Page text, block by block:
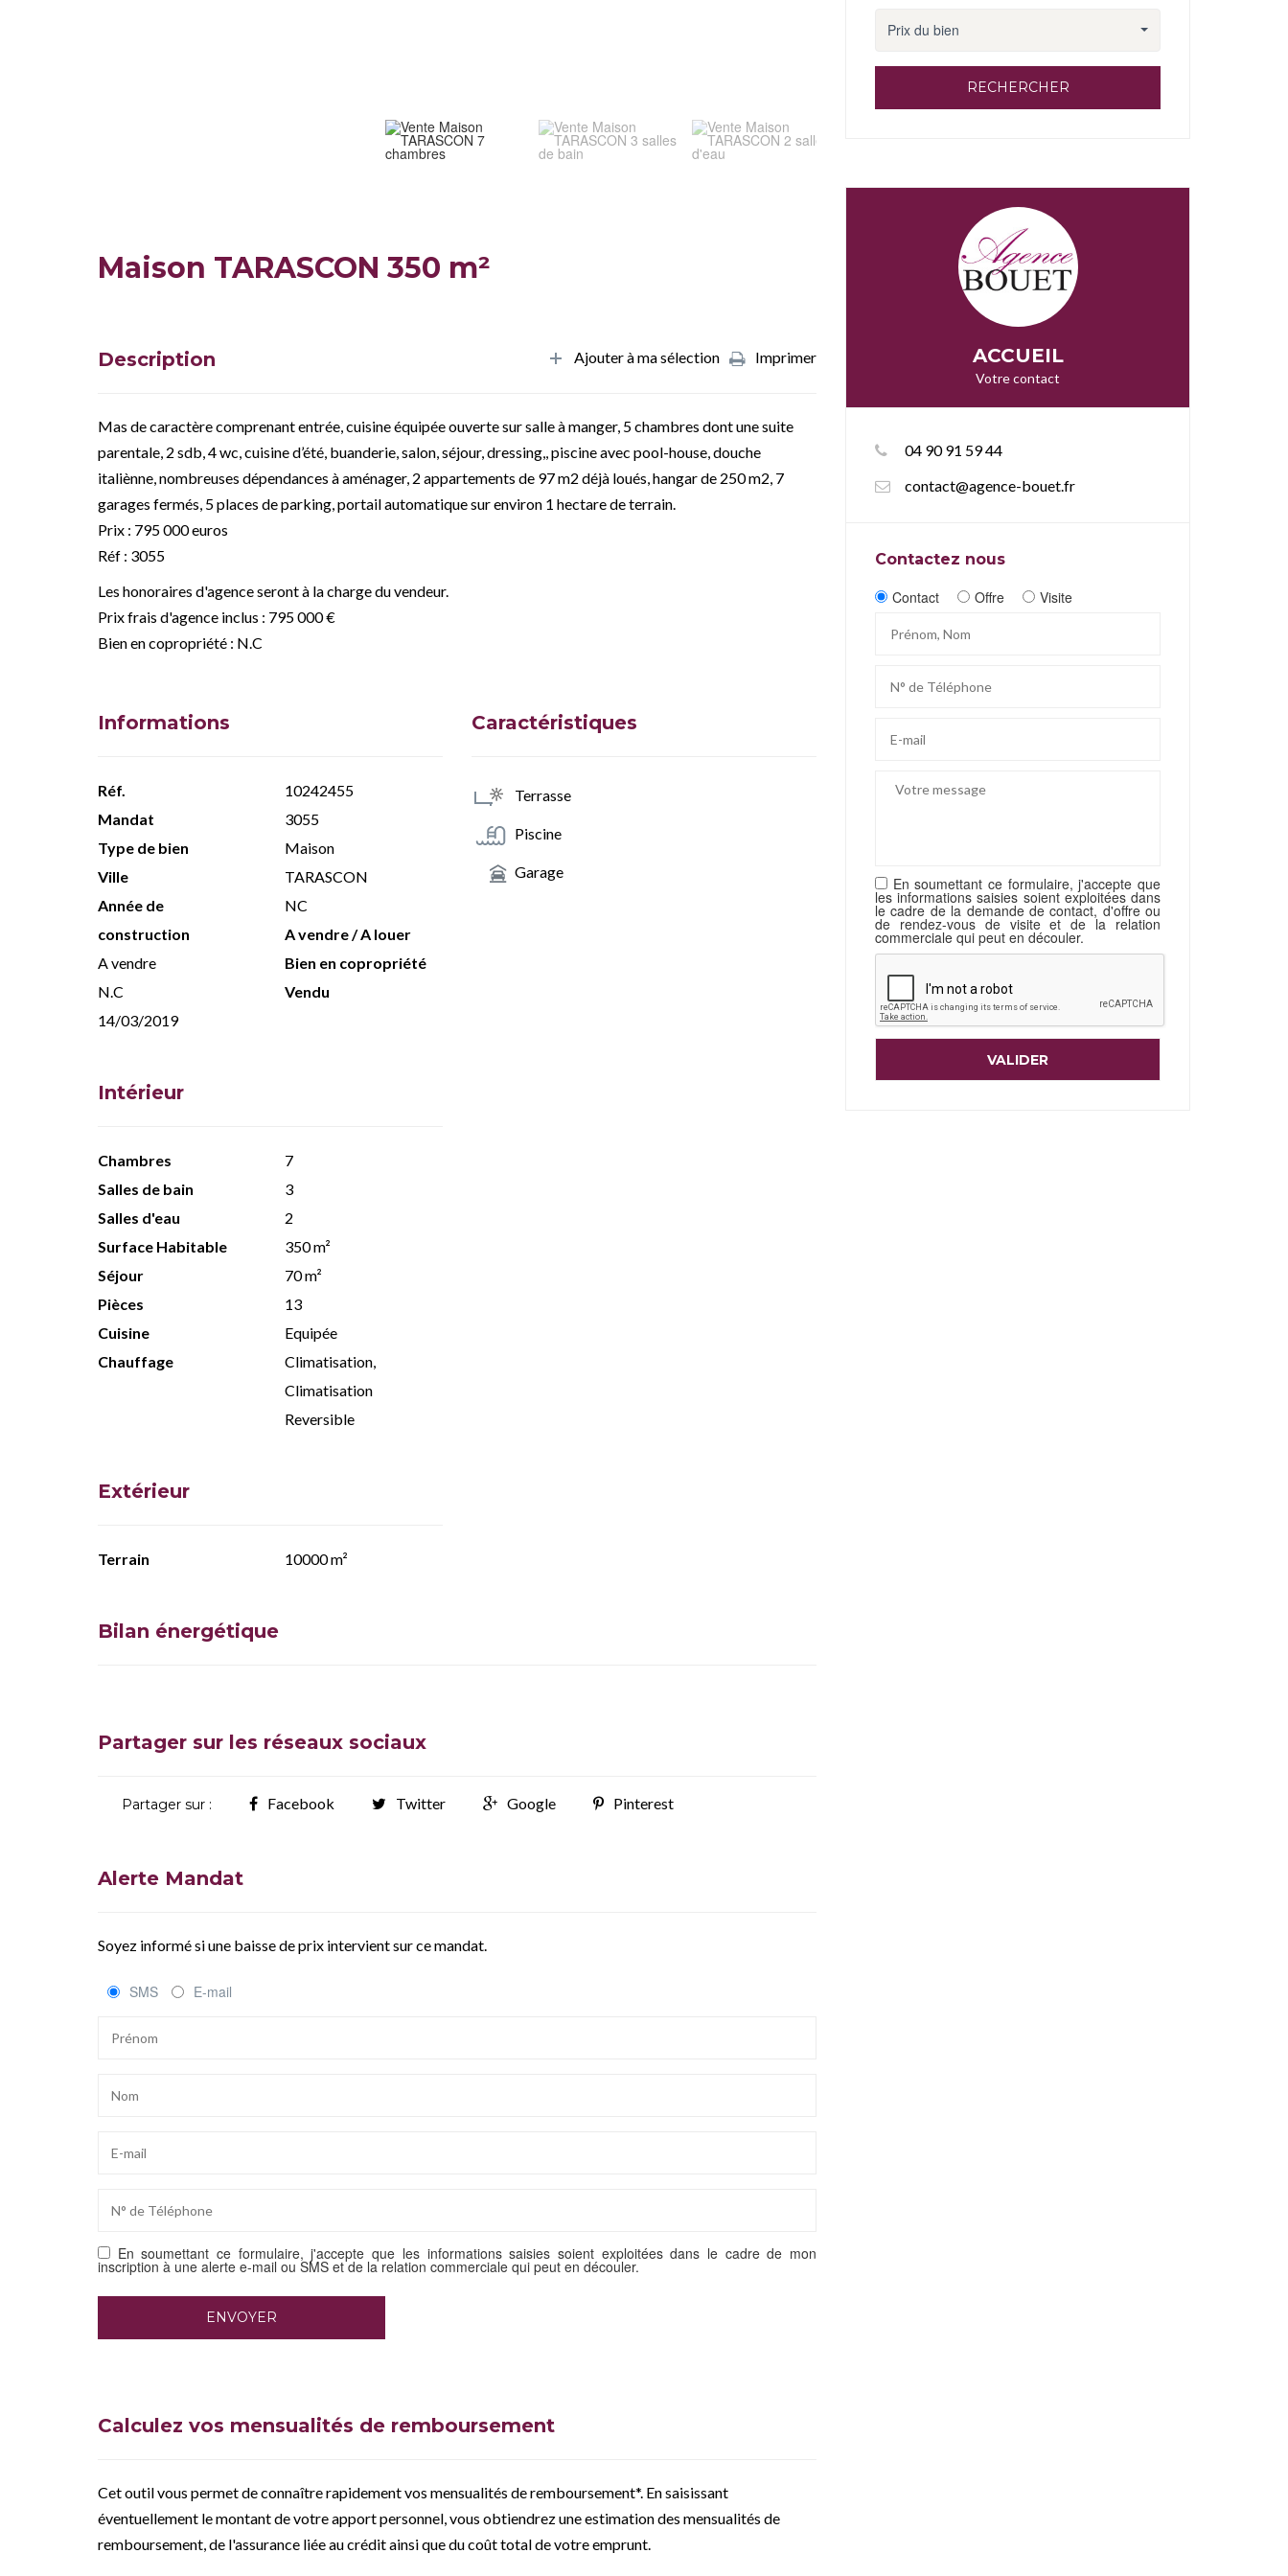
Maison TARASCON 350 m²
Description Imprimer
Ajouter à ma sélection
Mas de caractère comprenant entrée, cuisine équipée ouverte sur salle à manger, 5 chambres dont une suite
parentale, 2 sdb, 4 wc, cuisine d’été, buanderie, salon, séjour, dressing,, piscine avec pool-house, douche
italiènne, nombreuses dépendances à aménager, 2 appartements de 97 m2 déjà loués, hangar de 250 m2, 7
garages fermés, 5 places de parking, portail automatique sur environ 1 hectare de terrain.
Prix : 795 000 euros
Réf : 3055
Les honoraires d'agence seront à la charge du vendeur.
Prix frais d'agence inclus : 795 000 €
Bien en copropriété : N.C
Informations
Réf.
10242455
Mandat
3055
Type de bien
Maison
Ville
TARASCON
Année de
construction
NC
A vendre / A louer
A vendre
Bien en copropriété
N.C
Vendu
14/03/2019
Caractéristiques
Terrasse
Piscine
Garage
Intérieur
Chambres
7
Salles de bain
3
Salles d'eau
2
Surface Habitable
350 m²
Séjour
70 m²
Pièces
13
Cuisine
Equipée
Chauffage
Climatisation,
Climatisation
Reversible
Extérieur
Terrain 10000 m²
Bilan énergétique
Partager sur les réseaux sociaux
Partager sur : Facebook Twitter Google Pinterest
Alerte Mandat
Soyez informé si une baisse de prix intervient sur ce mandat.
SMS E-mail
En soumettant ce formulaire, j'accepte que les informations saisies soient exploitées dans le cadre de mon
inscription à une alerte e-mail ou SMS et de la relation commerciale qui peut en découler.
Calculez vos mensualités de remboursement
Cet outil vous permet de connaître rapidement vos mensualités de remboursement*. En saisissant
éventuellement le montant de votre apport personnel, vous obtiendrez une estimation des mensualités de
remboursement, de l'assurance liée au crédit ainsi que du coût total de votre emprunt.
Prix du bien
RECHERCHER
ACCUEIL
Votre contact
04 90 91 59 44
contact@agence-bouet.fr
Contactez nous
Contact Offre Visite
En soumettant ce formulaire, j'accepte que
les informations saisies soient exploitées dans
le cadre de la demande de contact, d'offre ou
de rendez-vous de visite et de la relation
commerciale qui peut en découler.